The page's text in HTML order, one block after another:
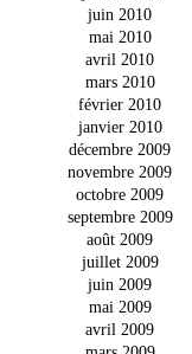
juin 2010
mai 2010
avril 2010
mars 2010
février 2010
janvier 2010
décembre 2009
novembre 2009
octobre 2009
septembre 2009
août 2009
juillet 2009
juin 2009
mai 2009
avril 2009